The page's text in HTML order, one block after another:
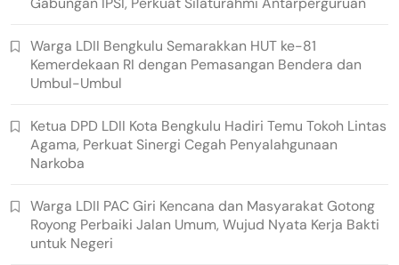
Warga LDII Bengkulu Semarakkan HUT ke-81
Kemerdekaan RI dengan Pemasangan Bendera dan
Umbul-Umbul
Ketua DPD LDII Kota Bengkulu Hadiri Temu Tokoh Lintas
Agama, Perkuat Sinergi Cegah Penyalahgunaan
Narkoba
Warga LDII PAC Giri Kencana dan Masyarakat Gotong
Royong Perbaiki Jalan Umum, Wujud Nyata Kerja Bakti
untuk Negeri